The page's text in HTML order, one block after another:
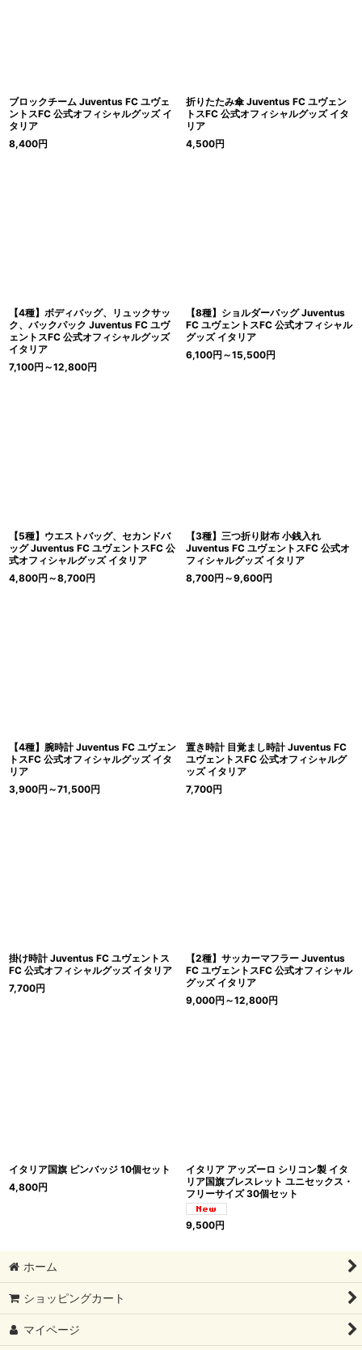
ブロックチーム Juventus FC ユヴェ
ントスFC 公式オフィシャルグッズ イ
タリア
8,400円
折りたたみ傘 Juventus FC ユヴェン
トスFC 公式オフィシャルグッズ イタ
リア
4,500円
【4種】ボディバッグ、リュックサッ
ク、バックパック Juventus FC ユヴ
ェントスFC 公式オフィシャルグッズ
イタリア
7,100円 ～12,800円
【8種】ショルダーバッグ Juventus
FC ユヴェントスFC 公式オフィシャル
グッズ イタリア
6,100円 ～15,500円
【5種】ウエストバッグ、セカンドバ
ッグ Juventus FC ユヴェントスFC 公
式オフィシャルグッズ イタリア
4,800円 ～8,700円
【3種】三つ折り財布 小銭入れ
Juventus FC ユヴェントスFC 公式オ
フィシャルグッズ イタリア
8,700円 ～9,600円
【4種】腕時計 Juventus FC ユヴェン
トスFC 公式オフィシャルグッズ イタ
リア
3,900円 ～71,500円
置き時計 目覚まし時計 Juventus FC
ユヴェントスFC 公式オフィシャルグ
ッズ イタリア
7,700円
掛け時計 Juventus FC ユヴェントス
FC 公式オフィシャルグッズ イタリア
7,700円
【2種】サッカーマフラー Juventus
FC ユヴェントスFC 公式オフィシャル
グッズ イタリア
9,000円 ～12,800円
イタリア国旗 ピンバッジ 10個セット
4,800円
イタリア アッズーロ シリコン製 イタ
リア国旗ブレスレット ユニセックス・
フリーサイズ 30個セット
9,500円
ホーム
ショッピングカート
マイページ